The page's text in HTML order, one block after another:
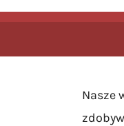
Nasze